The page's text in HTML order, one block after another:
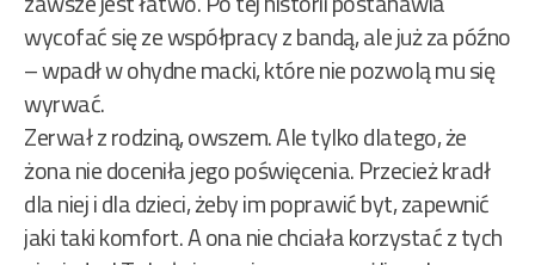
wycofać się ze współpracy z bandą, ale już za późno
– wpadł w ohydne macki, które nie pozwolą mu się
wyrwać.
Zerwał z rodziną, owszem. Ale tylko dlatego, że
żona nie doceniła jego poświęcenia. Przecież kradł
dla niej i dla dzieci, żeby im poprawić byt, zapewnić
jaki taki komfort. A ona nie chciała korzystać z tych